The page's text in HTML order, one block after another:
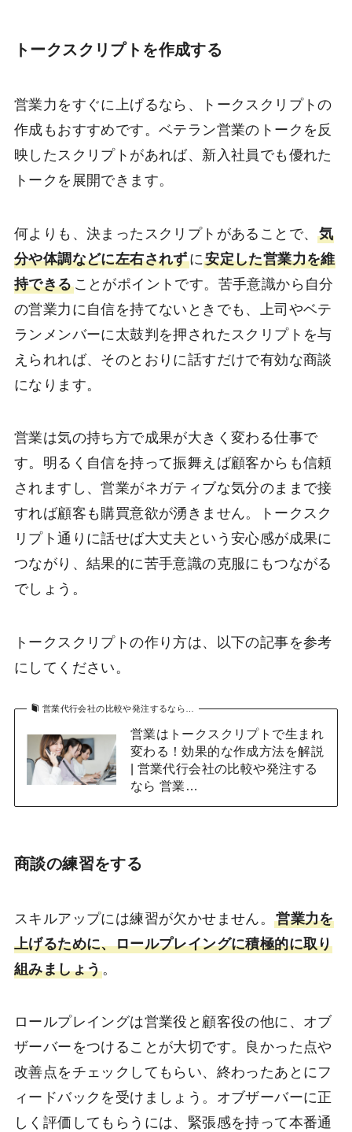
トークスクリプトを作成する
営業力をすぐに上げるなら、トークスクリプトの
作成もおすすめです。ベテラン営業のトークを反
映したスクリプトがあれば、新入社員でも優れた
トークを展開できます。
何よりも、決まったスクリプトがあることで、気
分や体調などに左右されずに安定した営業力を維
持できることがポイントです。苦手意識から自分
の営業力に自信を持てないときでも、上司やベテ
ランメンバーに太鼓判を押されたスクリプトを与
えられれば、そのとおりに話すだけで有効な商談
になります。
営業は気の持ち方で成果が大きく変わる仕事で
す。明るく自信を持って振舞えば顧客からも信頼
されますし、営業がネガティブな気分のままで接
すれば顧客も購買意欲が湧きません。トークスク
リプト通りに話せば大丈夫という安心感が成果に
つながり、結果的に苦手意識の克服にもつながる
でしょう。
トークスクリプトの作り方は、以下の記事を参考
にしてください。
営業代行会社の比較や発注するなら…
営業はトークスクリプトで生まれ
変わる！効果的な作成方法を解説
| 営業代行会社の比較や発注する
なら 営業…
商談の練習をする
スキルアップには練習が欠かせません。営業力を
上げるために、ロールプレイングに積極的に取り
組みましょう。
ロールプレイングは営業役と顧客役の他に、オブ
ザーバーをつけることが大切です。良かった点や
改善点をチェックしてもらい、終わったあとにフ
ィードバックを受けましょう。オブザーバーに正
しく評価してもらうには、緊張感を持って本番通